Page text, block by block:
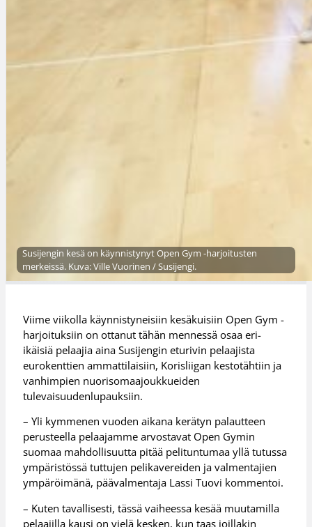
Susijengin kesä on käynnistynyt Open Gym -harjoitusten
merkeissä. Kuva: Ville Vuorinen / Susijengi.
Viime viikolla käynnistyneisiin kesäkuisiin Open Gym -
harjoituksiin on ottanut tähän mennessä osaa eri-
ikäisiä pelaajia aina Susijengin eturivin pelaajista
eurokenttien ammattilaisiin, Korisliigan kestotähtiin ja
vanhimpien nuorisomaajoukkueiden
tulevaisuudenlupauksiin.
– Yli kymmenen vuoden aikana kerätyn palautteen
perusteella pelaajamme arvostavat Open Gymin
suomaa mahdollisuutta pitää pelituntumaa yllä tutussa
ympäristössä tuttujen pelikavereiden ja valmentajien
ympäröimänä, päävalmentaja Lassi Tuovi kommentoi.
– Kuten tavallisesti, tässä vaiheessa kesää muutamilla
pelaajilla kausi on vielä kesken, kun taas joillakin